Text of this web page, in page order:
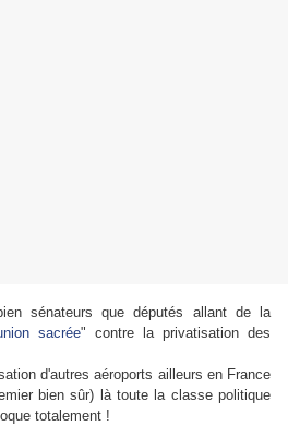
sénateurs que députés allant de la
sacrée" contre la privatisation des
d'autres aéroports ailleurs en France
bien sûr) là toute la classe politique
totalement !